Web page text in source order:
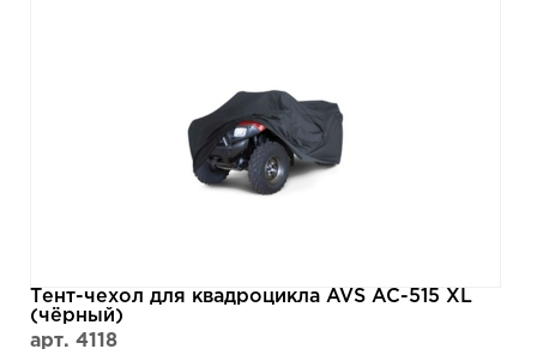
Тент-чехол для квадроцикла AVS AC-515 XL
(чёрный)
арт. 4118